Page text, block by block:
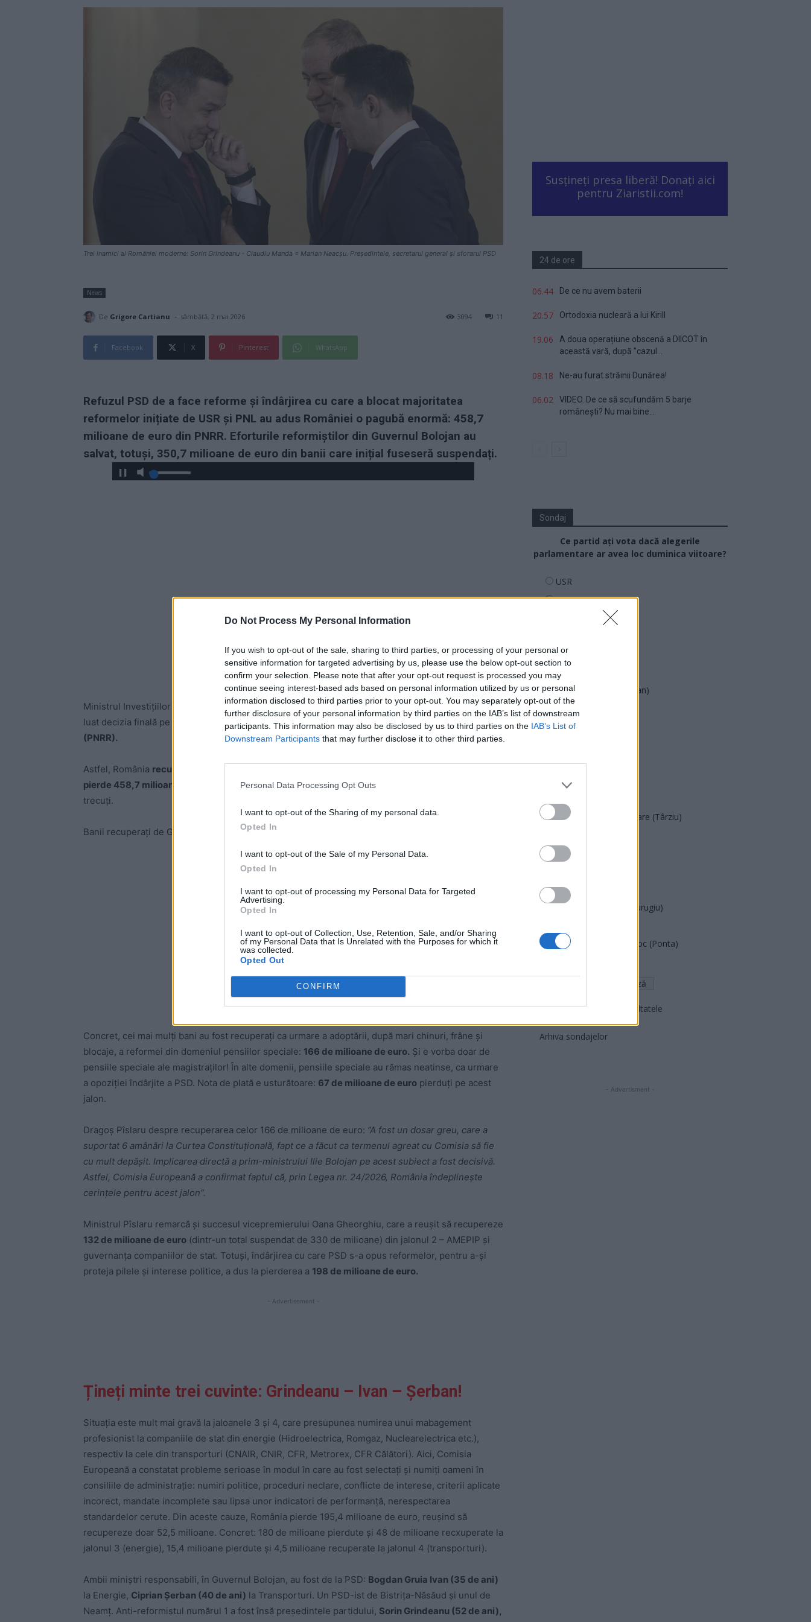
Do Not Process My Personal Information
If you wish to opt-out of the sale, sharing to third parties, or processing of your personal or
sensitive information for targeted advertising by us, please use the below opt-out section to
confirm your selection. Please note that after your opt-out request is processed you may
continue seeing interest-based ads based on personal information utilized by us or personal
information disclosed to third parties prior to your opt-out. You may separately opt-out of the
further disclosure of your personal information by third parties on the IAB’s list of downstream
participants. This information may also be disclosed by us to third parties on the IAB’s List of
Downstream Participants that may further disclose it to other third parties.
Personal Data Processing Opt Outs
I want to opt-out of the Sharing of my personal data.
Opted In
I want to opt-out of the Sale of my Personal Data.
Opted In
I want to opt-out of processing my Personal Data for Targeted
Advertising.
Opted In
I want to opt-out of Collection, Use, Retention, Sale, and/or Sharing
of my Personal Data that Is Unrelated with the Purposes for which it
was collected.
Opted Out
CONFIRM
Trei inamici ai României moderne: Sorin Grindeanu - Claudiu Manda = Marian Neacșu. Președintele, secretarul general și sforarul PSD
News
De Grigore Cartianu - sâmbătă, 2 mai 2026 11
3094
Facebook X Pinterest WhatsApp
Refuzul PSD de a face reforme și îndârjirea cu care a blocat majoritatea
reformelor inițiate de USR și PNL au adus României o pagubă enormă: 458,7
milioane de euro din PNRR. Eforturile reformiștilor din Guvernul Bolojan au
salvat, totuși, 350,7 milioane de euro din banii care inițial fuseseră suspendați.
Ministrul Investițiilor și Fondurilor Europene,Dragoș Pîslaru (50 de ani), a anunțat vineri că s-a
luat decizia finală pe cererea de plată numărul 3 din
Planul Național de Redresare și Reziliență
(PNRR).
Astfel, România recuperează 350,7 milioane de euro
pierde 458,7 milioane euro
din cauza reformelor întârziate, incomplete sau făcute prost în anii
trecuți.
Banii recuperați de Guvernul Bolojan fuseseră blocați din cauza Guvernelor Ciucă și Ciolacu.
Concret, cei mai mulți bani au fost recuperați ca urmare a adoptării, după mari chinuri, frâne și
blocaje, a reformei din domeniul pensiilor speciale: 166 de milioane de euro. Și e vorba doar de
pensiile speciale ale magistraților! În alte domenii, pensiile speciale au rămas neatinse, ca urmare
a opoziției îndârjite a PSD. Nota de plată e usturătoare: 67 de milioane de euro pierduți pe acest
jalon.
Dragoș Pîslaru despre recuperarea celor 166 de milioane de euro: ”A fost un dosar greu, care a
suportat 6 amânări la Curtea Constituțională, fapt ce a făcut ca termenul agreat cu Comisia să fie
cu mult depășit. Implicarea directă a prim-ministrului Ilie Bolojan pe acest subiect a fost decisivă.
Astfel, Comisia Europeană a confirmat faptul că, prin Legea nr. 24/2026, România îndeplinește
cerințele pentru acest jalon”.
Ministrul Pîslaru remarcă și succesul vicepremierului Oana Gheorghiu, care a reușit să recupereze
132 de milioane de euro (dintr-un total suspendat de 330 de milioane) din jalonul 2 – AMEPIP și
guvernanța companiilor de stat. Totuși, îndârjirea cu care PSD s-a opus reformelor, pentru a-și
proteja pilele și interese politice, a dus la pierderea a 198 de milioane de euro.
- Advertisement -
Țineți minte trei cuvinte: Grindeanu – Ivan – Șerban!
Situația este mult mai gravă la jaloanele 3 și 4, care presupunea numirea unui mabagement
profesionist la companiile de stat din energie (Hidroelectrica, Romgaz, Nuclearelectrica etc.),
respectiv la cele din transporturi (CNAIR, CNIR, CFR, Metrorex, CFR Călători). Aici, Comisia
Europeană a constatat probleme serioase în modul în care au fost selectați și numiți oameni în
consiliile de administrație: numiri politice, proceduri neclare, conflicte de interese, criterii aplicate
incorect, mandate incomplete sau lipsa unor indicatori de performanță, nerespectarea
standardelor cerute. Din aceste cauze, România pierde 195,4 milioane de euro, reușind să
recupereze doar 52,5 milioane. Concret: 180 de milioane pierdute și 48 de milioane recxuperate la
jalonul 3 (energie), 15,4 milioane pierdute și 4,5 milioane recuperate la jalonul 4 (transporturi).
Ambii miniștri responsabili, în Guvernul Bolojan, au fost de la PSD: Bogdan Gruia Ivan (35 de ani)
la Energie, Ciprian Șerban (40 de ani) la Transporturi. Un PSD-ist de Bistrița-Năsăud și unul de
Neamț. Anti-reformistul numărul 1 a fost însă președintele partidului, Sorin Grindeanu (52 de ani),
Susțineți presa liberă! Donați aici
pentru Ziaristii.com!
24 de ore
06.44 De ce nu avem baterii
20.57 Ortodoxia nucleară a lui Kirill
19.06
A doua operațiune obscenă a DIICOT în
această vară, după ”cazul...
08.18 Ne-au furat străinii Dunărea!
06.02
VIDEO. De ce să scufundăm 5 barje
românești? Nu mai bine...
Sondaj
Ce partid ați vota dacă alegerile
parlamentare ar avea loc duminica viitoare?
USR
PNL
UDMR
PMP (Tomac)
Forța Dreptei (L. Orban)
REPER
SOS (Șoșoacă)
POT (Gavrilă)
Acțiunea Conservatoare (Târziu)
PUSL (D. Voiculescu)
PNCR (Terheș)
Partidul Patrioților (Surugiu)
România pe Primul Loc (Ponta)
Arată rezultatele
Arhiva sondajelor
- Advertisment -